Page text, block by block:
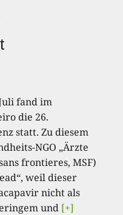
fand im
die 26.
statt. Zu diesem
NGO „Ärzte
frontieres, MSF)
weil dieser
nicht als
und [+]